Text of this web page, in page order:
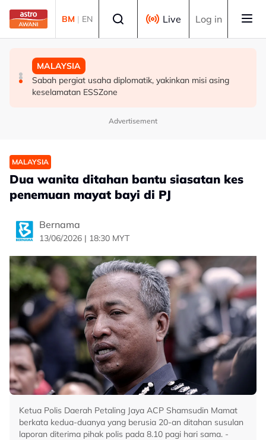
Skip to main content
BM | EN Live Log in
BISNES
Prestasi KDNK suku kedua Malaysia diunjur pada tahap
baik - Amir Hamzah
MALAYSIA
PDRM perkasa kawalan sempadan dengan AI, dron
MALAYSIA
Sabah pergiat usaha diplomatik, yakinkan misi asing
keselamatan ESSZone
Advertisement
MALAYSIA
Dua wanita ditahan bantu siasatan kes
penemuan mayat bayi di PJ
Bernama
13/06/2026 | 18:30 MYT
Ketua Polis Daerah Petaling Jaya ACP Shamsudin Mamat
berkata kedua-duanya yang berusia 20-an ditahan susulan
laporan diterima pihak polis pada 8.10 pagi hari sama. -